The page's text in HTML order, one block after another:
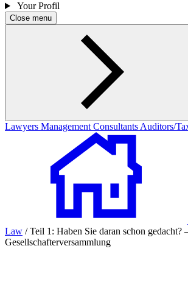
Your Profil
Close menu
Lawyers Management Consultants Auditors/
Law / Teil 1: Haben Sie daran schon gedacht?
Gesellschafterversammlung